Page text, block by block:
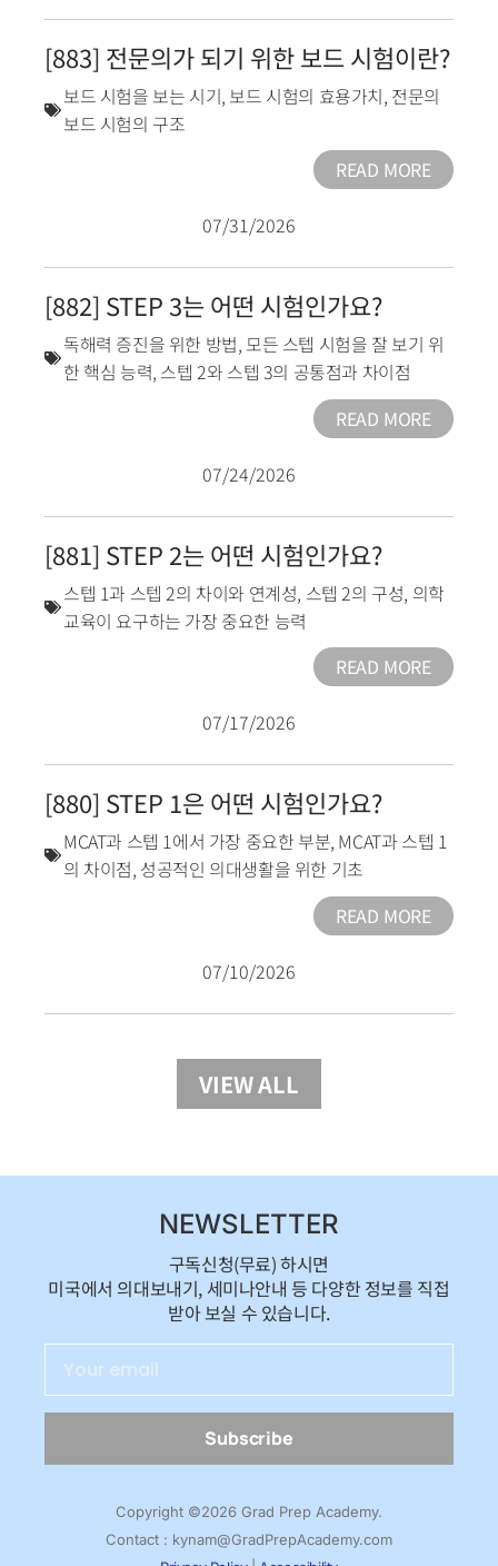
[883] 전문의가 되기 위한 보드 시험이란?
보드 시험을 보는 시기, 보드 시험의 효용가치, 전문의
보드 시험의 구조
READ MORE
07/31/2026
[882] STEP 3는 어떤 시험인가요?
독해력 증진을 위한 방법, 모든 스텝 시험을 잘 보기 위
한 핵심 능력, 스텝 2와 스텝 3의 공통점과 차이점
READ MORE
07/24/2026
[881] STEP 2는 어떤 시험인가요?
스텝 1과 스텝 2의 차이와 연계성, 스텝 2의 구성, 의학
교육이 요구하는 가장 중요한 능력
READ MORE
07/17/2026
[880] STEP 1은 어떤 시험인가요?
MCAT과 스텝 1에서 가장 중요한 부분, MCAT과 스텝 1
의 차이점, 성공적인 의대생활을 위한 기초
READ MORE
07/10/2026
VIEW ALL
NEWSLETTER
구독신청(무료) 하시면
미국에서 의대보내기, 세미나안내 등 다양한 정보를 직접
받아 보실 수 있습니다.
Subscribe
Copyright ©2026 Grad Prep Academy.
Contact : kynam@GradPrepAcademy.com